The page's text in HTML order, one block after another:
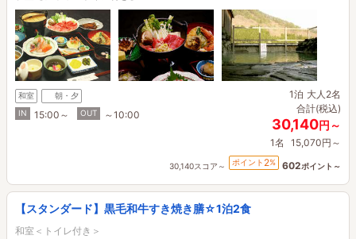
和室
朝・夕
IN
15:00～ OUT ～10:00
1泊 大人2名
合計(税込)
30,140円～
1名 15,070円～
30,140スコア～ ポイント 2% 602ポイント～
【スタンダード】黒毛和牛すき焼き膳☆1泊2食
和室＜トイレ付き＞